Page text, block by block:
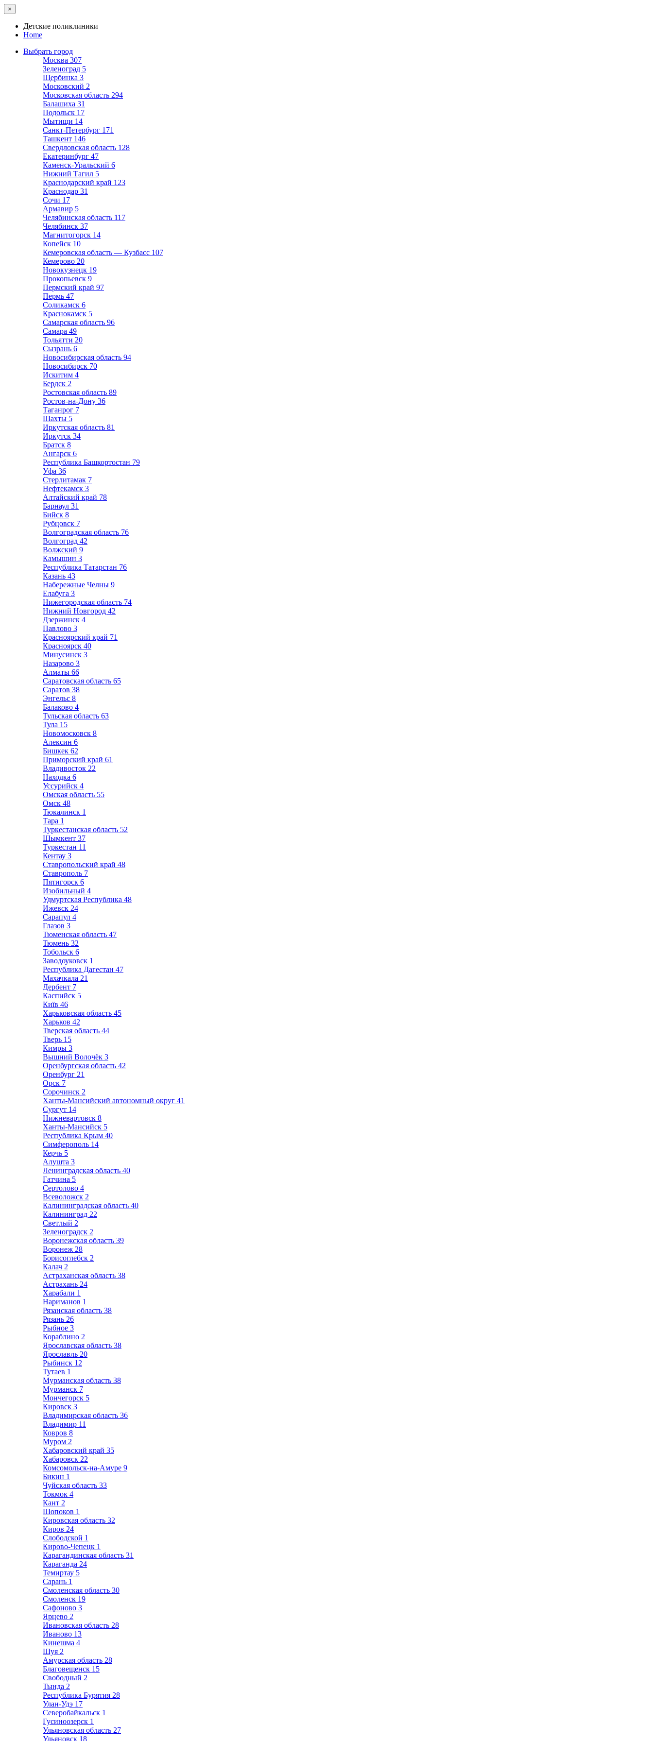
×
Детские поликлиники
Home
Выбрать город
Москва 307
Зеленоград 5
Щербинка 3
Московский 2
Московская область 294
Балашиха 31
Подольск 17
Мытищи 14
Санкт-Петербург 171
Ташкент 146
Свердловская область 128
Екатеринбург 47
Каменск-Уральский 6
Нижний Тагил 5
Краснодарский край 123
Краснодар 31
Сочи 17
Армавир 5
Челябинская область 117
Челябинск 37
Магнитогорск 14
Копейск 10
Кемеровская область — Кузбасс 107
Кемерово 20
Новокузнецк 19
Прокопьевск 9
Пермский край 97
Пермь 47
Соликамск 6
Краснокамск 5
Самарская область 96
Самара 49
Тольятти 20
Сызрань 6
Новосибирская область 94
Новосибирск 70
Искитим 4
Бердск 2
Ростовская область 89
Ростов-на-Дону 36
Таганрог 7
Шахты 5
Иркутская область 81
Иркутск 34
Братск 8
Ангарск 6
Республика Башкортостан 79
Уфа 36
Стерлитамак 7
Нефтекамск 3
Алтайский край 78
Барнаул 31
Бийск 8
Рубцовск 7
Волгоградская область 76
Волгоград 42
Волжский 9
Камышин 3
Республика Татарстан 76
Казань 43
Набережные Челны 9
Елабуга 3
Нижегородская область 74
Нижний Новгород 42
Дзержинск 4
Павлово 3
Красноярский край 71
Красноярск 40
Минусинск 3
Назарово 3
Алматы 66
Саратовская область 65
Саратов 38
Энгельс 8
Балаково 4
Тульская область 63
Тула 15
Новомосковск 8
Алексин 6
Бишкек 62
Приморский край 61
Владивосток 22
Находка 6
Уссурийск 4
Омская область 55
Омск 48
Тюкалинск 1
Тара 1
Туркестанская область 52
Шымкент 37
Туркестан 11
Кентау 3
Ставропольский край 48
Ставрополь 7
Пятигорск 6
Изобильный 4
Удмуртская Республика 48
Ижевск 24
Сарапул 4
Глазов 3
Тюменская область 47
Тюмень 32
Тобольск 6
Заводоуковск 1
Республика Дагестан 47
Махачкала 21
Дербент 7
Каспийск 5
Київ 46
Харьковская область 45
Харьков 42
Тверская область 44
Тверь 15
Кимры 3
Вышний Волочёк 3
Оренбургская область 42
Оренбург 21
Орск 7
Сорочинск 2
Ханты-Мансийский автономный округ 41
Сургут 14
Нижневартовск 8
Ханты-Мансийск 5
Республика Крым 40
Симферополь 14
Керчь 5
Алушта 3
Ленинградская область 40
Гатчина 5
Сертолово 4
Всеволожск 2
Калининградская область 40
Калининград 22
Светлый 2
Зеленоградск 2
Воронежская область 39
Воронеж 28
Борисоглебск 2
Калач 2
Астраханская область 38
Астрахань 24
Харабали 1
Нариманов 1
Рязанская область 38
Рязань 26
Рыбное 3
Кораблино 2
Ярославская область 38
Ярославль 20
Рыбинск 12
Тутаев 1
Мурманская область 38
Мурманск 7
Мончегорск 5
Кировск 3
Владимирская область 36
Владимир 11
Ковров 8
Муром 2
Хабаровский край 35
Хабаровск 22
Комсомольск-на-Амуре 9
Бикин 1
Чуйская область 33
Токмок 4
Кант 2
Шопоков 1
Кировская область 32
Киров 24
Слободской 1
Кирово-Чепецк 1
Карагандинская область 31
Караганда 24
Темиртау 5
Сарань 1
Смоленская область 30
Смоленск 19
Сафоново 3
Ярцево 2
Ивановская область 28
Иваново 13
Кинешма 4
Шуя 2
Амурская область 28
Благовещенск 15
Свободный 2
Тында 2
Республика Бурятия 28
Улан-Удэ 17
Северобайкальск 1
Гусиноозерск 1
Ульяновская область 27
Ульяновск 18